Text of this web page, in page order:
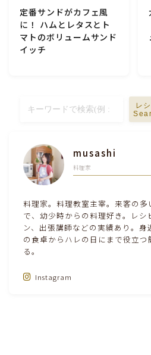
ソース・ドレッシング・たれ・ディ
ドリンク・シロップ・ジャム類
テーブルコーディネート・食器・
離乳食・キッズメニュー
育児徒然
その他徒然
定番サンドがカフェ風
に！ ハムとレタスとト
マトのボリュームサンド
イッチ
レ
musashi
料理家
料理家。料理教室主宰。来客の
で、幼少時からの料理好き。レシ
ン、出張講師などの実績あり。
の食卓からハレの日にまで役立
る。
Instagram